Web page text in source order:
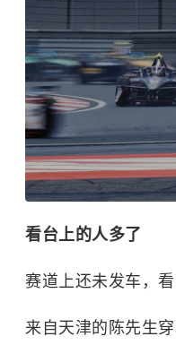
看台上的人多了
赛道上还未发车，
来自天津的陈先生